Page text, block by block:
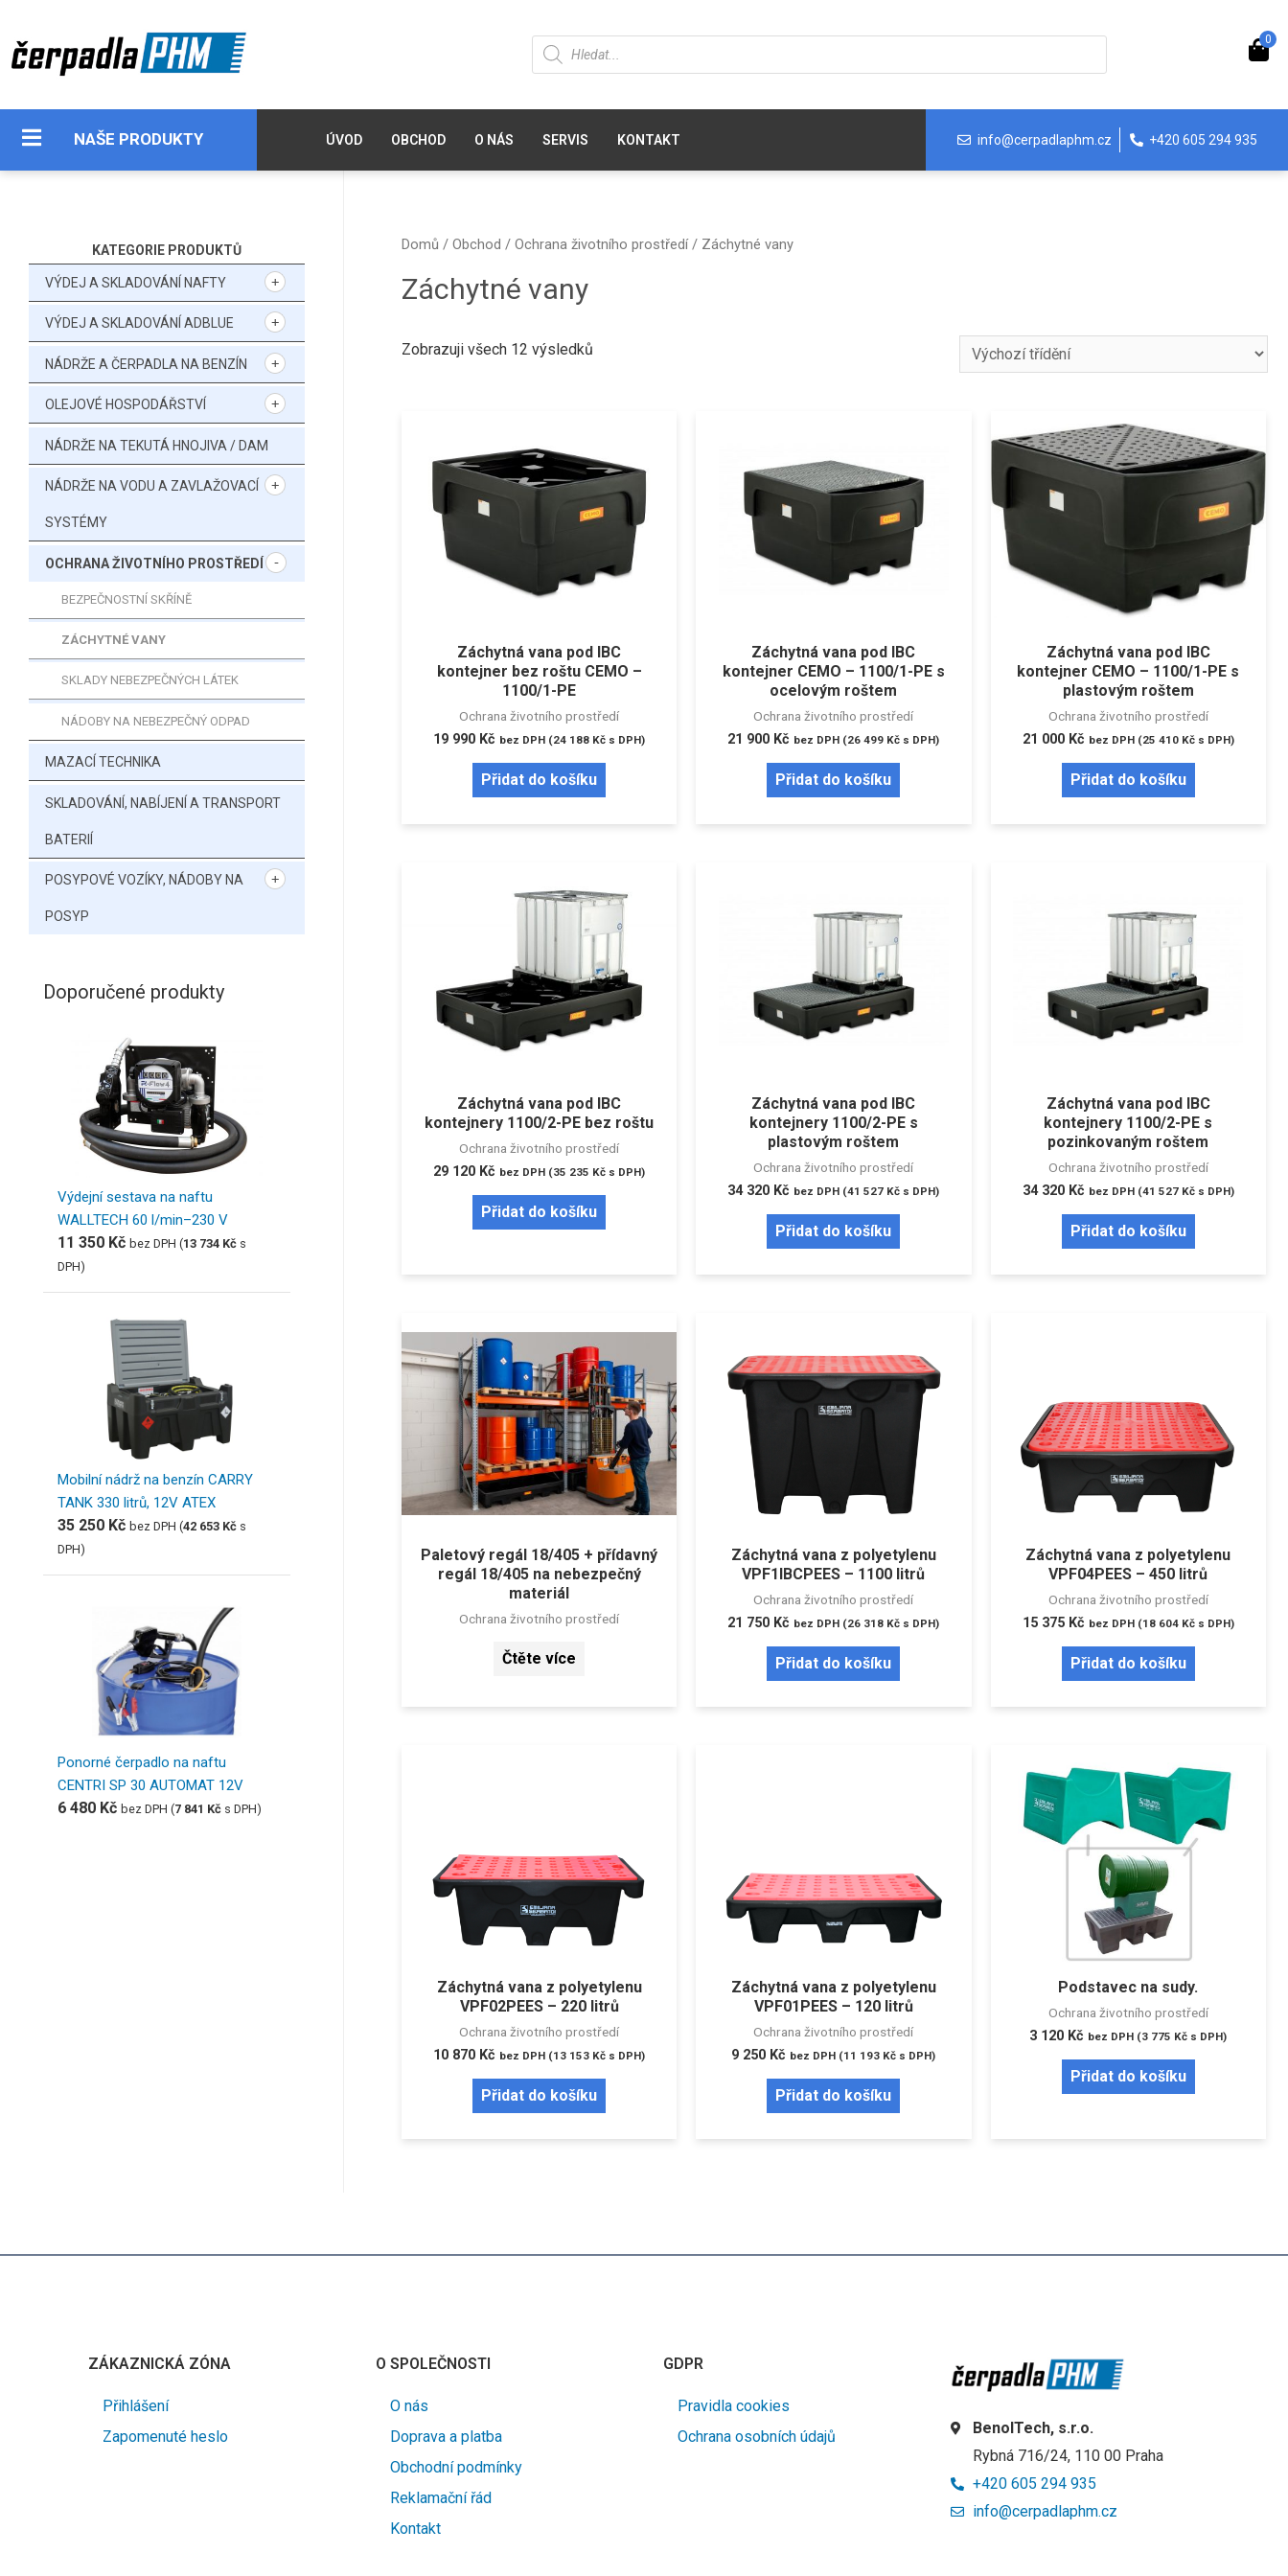
0
NAŠE PRODUKTY ÚVOD OBCHOD O NÁS SERVIS KONTAKT info@cerpadlaphm.cz +420 605 294 935
KATEGORIE PRODUKTŮ
VÝDEJ A SKLADOVÁNÍ NAFTY
VÝDEJ A SKLADOVÁNÍ ADBLUE
NÁDRŽE A ČERPADLA NA BENZÍN
OLEJOVÉ HOSPODÁŘSTVÍ
NÁDRŽE NA TEKUTÁ HNOJIVA / DAM
NÁDRŽE NA VODU A ZAVLAŽOVACÍ
SYSTÉMY
OCHRANA ŽIVOTNÍHO PROSTŘEDÍ
BEZPEČNOSTNÍ SKŘÍNĚ
ZÁCHYTNÉ VANY
SKLADY NEBEZPEČNÝCH LÁTEK
NÁDOBY NA NEBEZPEČNÝ ODPAD
MAZACÍ TECHNIKA
SKLADOVÁNÍ, NABÍJENÍ A TRANSPORT
BATERIÍ
POSYPOVÉ VOZÍKY, NÁDOBY NA
POSYP
Doporučené produkty
Výdejní sestava na naftu
WALLTECH 60 l/min–230 V
11 350 Kč bez DPH (13 734 Kč s
DPH)
Mobilní nádrž na benzín CARRY
TANK 330 litrů, 12V ATEX
35 250 Kč bez DPH (42 653 Kč s
DPH)
Ponorné čerpadlo na naftu
CENTRI SP 30 AUTOMAT 12V
6 480 Kč bez DPH (7 841 Kč s DPH)
Domů /Obchod /Ochrana životního prostředí/ Záchytné vany
Záchytné vany
Zobrazuji všech 12 výsledků
Záchytná vana pod IBC
kontejner bez roštu CEMO –
1100/1-PE
Ochrana životního prostředí
19 990 Kč bez DPH (24 188 Kč s DPH)
Přidat do košíku
Záchytná vana pod IBC
kontejner CEMO – 1100/1-PE s
ocelovým roštem
Ochrana životního prostředí
21 900 Kč bez DPH (26 499 Kč s DPH)
Přidat do košíku
Záchytná vana pod IBC
kontejner CEMO – 1100/1-PE s
plastovým roštem
Ochrana životního prostředí
21 000 Kč bez DPH (25 410 Kčs DPH)
Přidat do košíku
Záchytná vana pod IBC
kontejnery 1100/2-PE bez roštu
Ochrana životního prostředí
29 120 Kč bez DPH (35 235 Kč s DPH)
Přidat do košíku
Záchytná vana pod IBC
kontejnery 1100/2-PE s
plastovým roštem
Ochrana životního prostředí
34 320 Kč bez DPH (41 527 Kč s DPH)
Přidat do košíku
Záchytná vana pod IBC
kontejnery 1100/2-PE s
pozinkovaným roštem
Ochrana životního prostředí
34 320 Kč bez DPH (41 527 Kčs DPH)
Přidat do košíku
Paletový regál 18/405 + přídavný
regál 18/405 na nebezpečný
materiál
Ochrana životního prostředí
Čtěte více
Záchytná vana z polyetylenu
VPF1IBCPEES – 1100 litrů
Ochrana životního prostředí
21 750 Kč bez DPH (26 318 Kč s DPH)
Přidat do košíku
Záchytná vana z polyetylenu
VPF04PEES – 450 litrů
Ochrana životního prostředí
15 375 Kč bez DPH (18 604 Kčs DPH)
Přidat do košíku
Záchytná vana z polyetylenu
VPF02PEES – 220 litrů
Ochrana životního prostředí
10 870 Kč bez DPH (13 153 Kč s DPH)
Přidat do košíku
Záchytná vana z polyetylenu
VPF01PEES – 120 litrů
Ochrana životního prostředí
9 250 Kč bez DPH (11 193 Kč s DPH)
Přidat do košíku
Podstavec na sudy.
Ochrana životního prostředí
3 120 Kč bez DPH (3 775 Kč s DPH)
Přidat do košíku
ZÁKAZNICKÁ ZÓNA
Přihlášení
Zapomenuté heslo
O SPOLEČNOSTI
O nás
Doprava a platba
Obchodní podmínky
Reklamační řád
Kontakt
GDPR
Pravidla cookies
Ochrana osobních údajů
BenolTech, s.r.o.
Rybná 716/24, 110 00 Praha
+420 605 294 935
info@cerpadlaphm.cz